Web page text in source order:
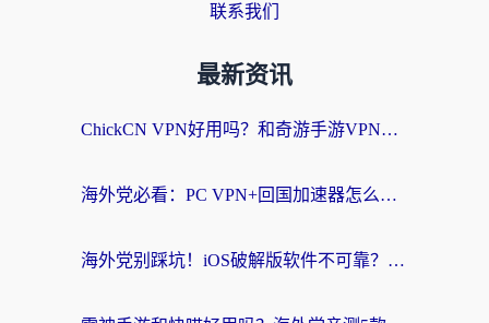
联系我们
最新资讯
ChickCN VPN好用吗？和奇游手游VPN对比哪个回国效果更好？海外党亲测实用指南
海外党必看：PC VPN+回国加速器怎么选？无缝访问国内资源全攻略
海外党别踩坑！iOS破解版软件不可靠？教你选对回国加速器无缝看国内资源